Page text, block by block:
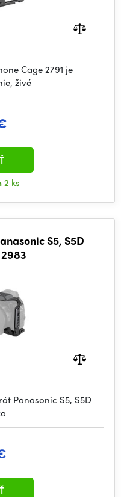
Cage 2791 je
živé
2 ks
S5, S5D
Panasonic S5, S5D